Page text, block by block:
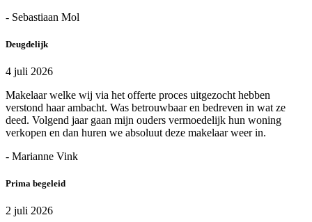
- Sebastiaan Mol
Deugdelijk
4 juli 2026
Makelaar welke wij via het offerte proces uitgezocht hebben
verstond haar ambacht. Was betrouwbaar en bedreven in wat ze
deed. Volgend jaar gaan mijn ouders vermoedelijk hun woning
verkopen en dan huren we absoluut deze makelaar weer in.
- Marianne Vink
Prima begeleid
2 juli 2026